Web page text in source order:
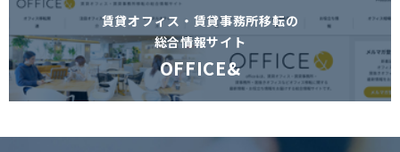
賃貸オフィス・賃貸事務所移転の
総合情報サイト
OFFICE&